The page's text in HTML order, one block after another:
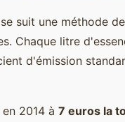
suit une méthode
Chaque litre
d'émission
2014 à 7 euros la